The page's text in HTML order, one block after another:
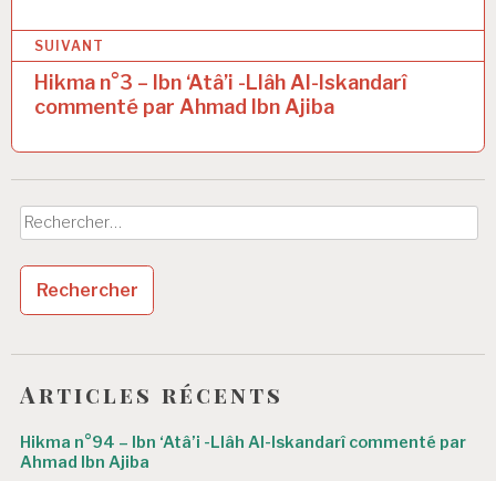
v
i
g
i
o
n
d
e
l
a
SUIVANT
Hikma n°3 – Ibn ‘Atâ’i -Llâh Al-Iskandarî
commenté par Ahmad Ibn Ajiba
Rechercher :
Articles récents
Hikma n°94 – Ibn ‘Atâ’i -Llâh Al-Iskandarî commenté par
Ahmad Ibn Ajiba